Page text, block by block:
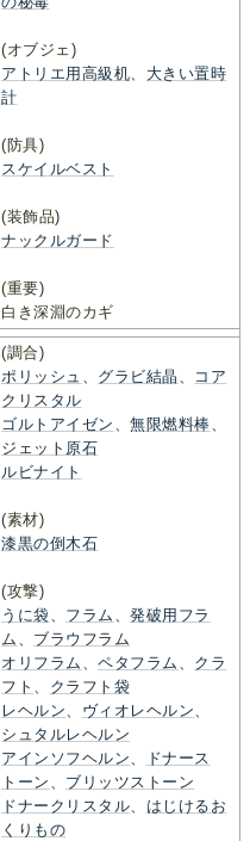
(オブジェ)
アトリエ用高級机、 大きい置時
計
(防具)
スケイルベスト
(装飾品)
ナックルガード
(重要)
白き深淵のカギ
(調合)
ポリッシュ 、 グラビ結晶 、
コア
クリスタル
ゴルトアイゼン 、無限燃料棒、
ジェット原石
ルビナイト
(素材)
漆黒の倒木石
(攻撃)
うに袋、 フラム 、発破用フラ
ム 、 ブラウフラム
オリフラム 、ペタフラム 、 クラ
フト 、 クラフト袋
レヘルン、 ヴィオレヘルン、
シュタルレヘルン
アインソフヘルン、
ドナース
トーン 、 ブリッツストーン
ドナークリスタル、 はじけるお
くりもの